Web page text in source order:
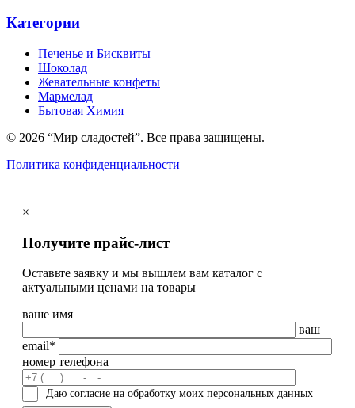
Категории
Печенье и Бисквиты
Шоколад
Жевательные конфеты
Мармелад
Бытовая Химия
© 2026 “Мир сладостей”. Все права защищены.
Политика конфиденциальности
×
Получите прайс-лист
Оставьте заявку и мы вышлем вам каталог с
актуальными ценами на товары
ваше имя
ваш
email*
номер телефона
Даю согласие на обработку моих персональных данных